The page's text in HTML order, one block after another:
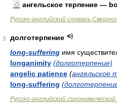
♢ ангельское терпение —
Русско-английский словарь
5
долготерпение
long-suffering имя
longanimity (долготерпение)
angelic patience (ангельское
long-suffering
Русско-английский синонимический